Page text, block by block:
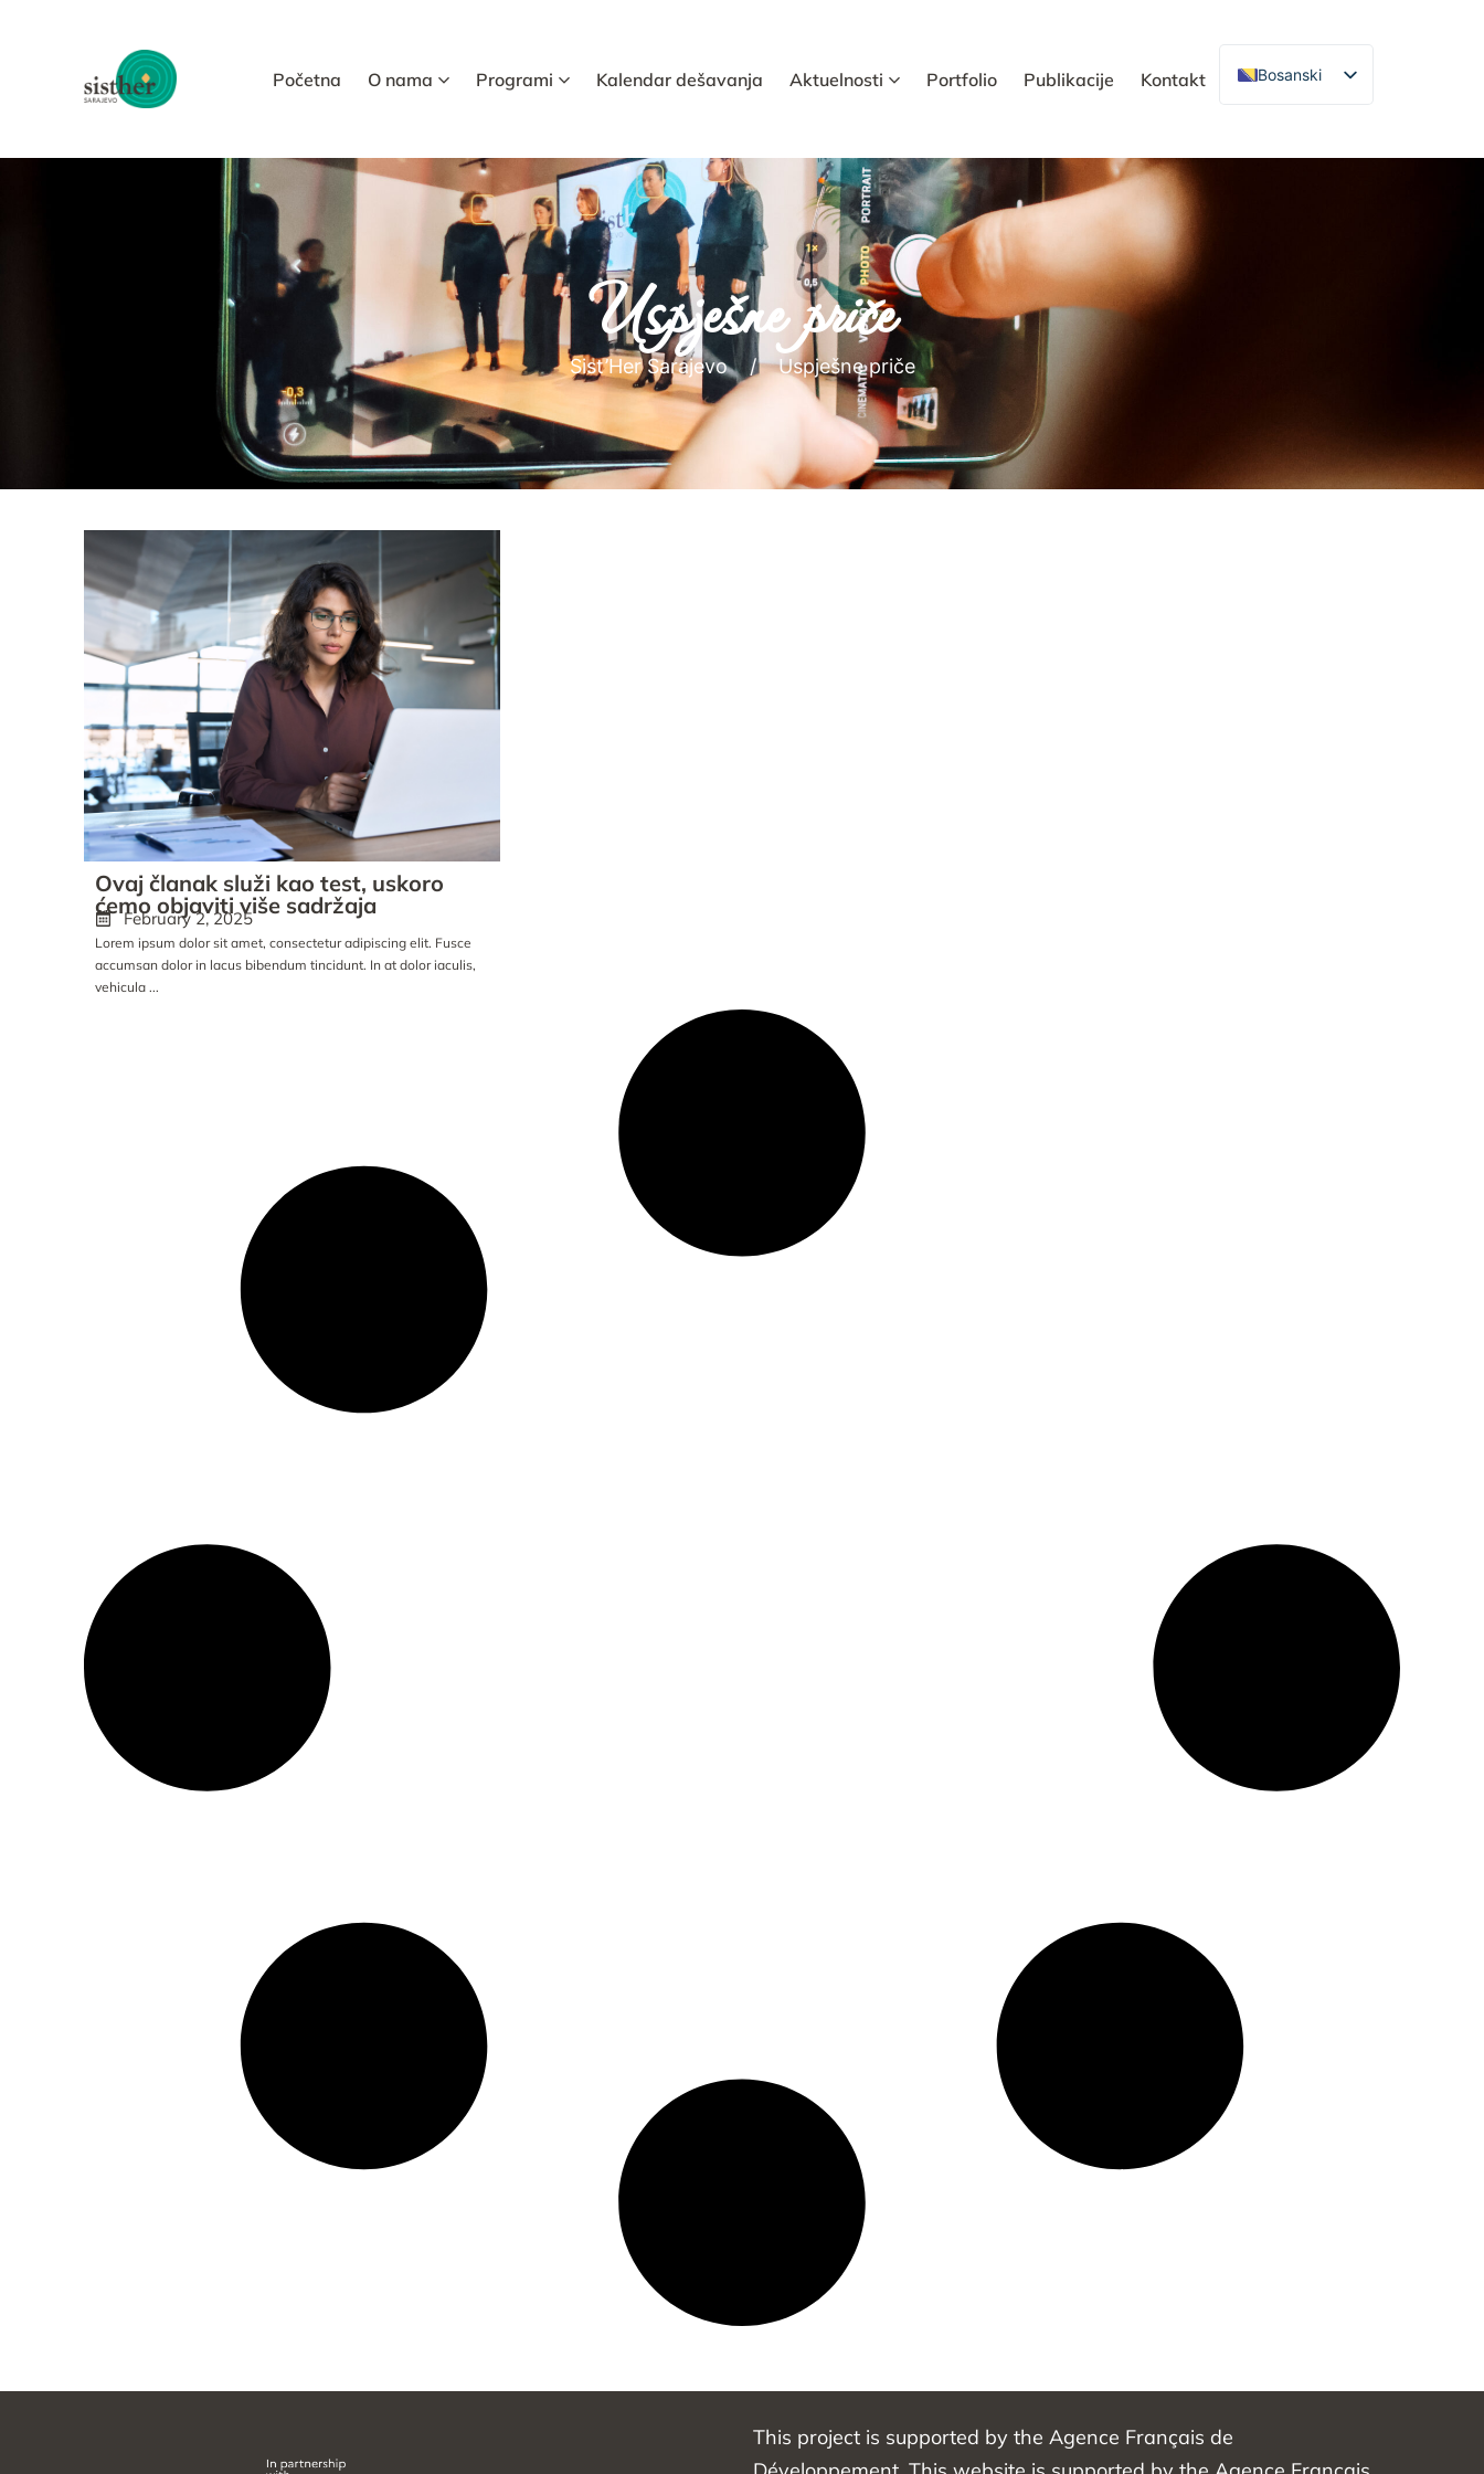
Početna O nama Programi Kalendar dešavanja Aktuelnosti Portfolio Publikacije Kontakt Bosanski
Uspješne priče
Sist’Her Sarajevo Uspješne priče
Ovaj članak služi kao test, uskoro
ćemo objaviti više sadržaja
February 2, 2025
Lorem ipsum dolor sit amet, consectetur adipiscing elit. Fusce
accumsan dolor in lacus bibendum tincidunt. In at dolor iaculis,
vehicula ...
This project is supported by the Agence Français de